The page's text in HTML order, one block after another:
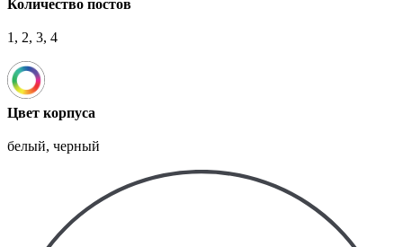
Количество постов
1, 2, 3, 4
Цвет корпуса
белый, черный